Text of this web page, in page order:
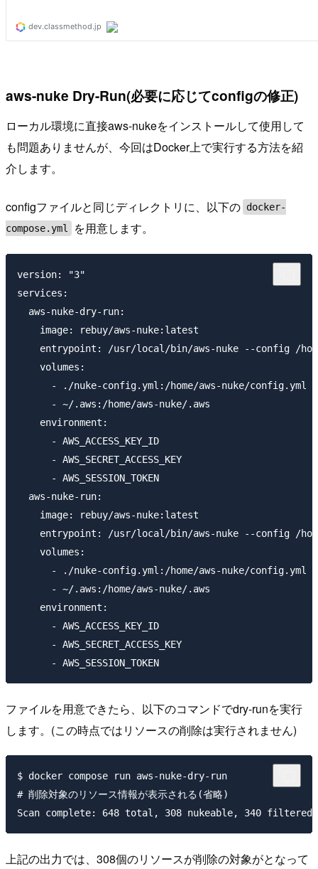
aws-nuke Dry-Run(必要に応じてconfigの修正)
ローカル環境に直接aws-nukeをインストールして使用して
も問題ありませんが、今回はDocker上で実行する方法を紹
介します。
configファイルと同じディレクトリに、以下の docker-
compose.yml
を用意します。
version: "3"
services:
  aws-nuke-dry-run:
    image: rebuy/aws-nuke:latest
entrypoint: /usr/local/bin/aws-nuke --config /
    volumes:
      - ./nuke-config.yml:/home/aws-nuke/config.yml
      - ~/.aws:/home/aws-nuke/.aws
    environment:
      - AWS_ACCESS_KEY_ID
      - AWS_SECRET_ACCESS_KEY
      - AWS_SESSION_TOKEN
  aws-nuke-run:
    image: rebuy/aws-nuke:latest
entrypoint: /usr/local/bin/aws-nuke --config /
    volumes:
      - ./nuke-config.yml:/home/aws-nuke/config.yml
      - ~/.aws:/home/aws-nuke/.aws
    environment:
      - AWS_ACCESS_KEY_ID
      - AWS_SECRET_ACCESS_KEY
ファイルを用意できたら、以下のコマンドでdry-runを実行
します。(この時点ではリソースの削除は実行されません)
$ docker compose run aws-nuke-dry-run
# 削除対象のリソース情報が表示される(省略)
上記の出力では、308個のリソースが削除の対象がとなって